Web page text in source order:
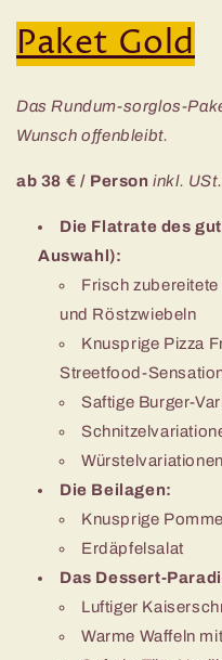
Paket Gold
Das Rundum-sorglos-
Wunsch offenbleibt.
ab 38 € / Person inkl. USt
Die Flatrate des
Auswahl):
Frisch
und Röstzwiebeln
Knusprige Pizza
Streetfood-
Saftige Burger-
Die Beilagen:
Knusprige
Erdäpfelsalat
Das Dessert-
Luftiger
Warme Waffeln